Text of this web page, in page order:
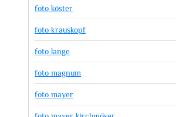
foto köster
foto krauskopf
foto lange
foto magnum
foto mayer